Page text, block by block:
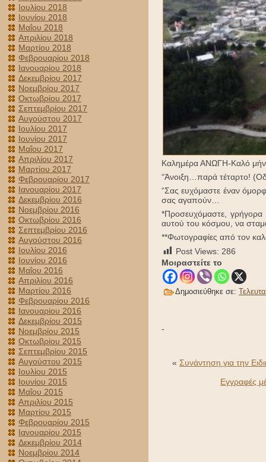
Ιουλίου 2018
Ιουνίου 2018
Μαΐου 2018
Απριλίου 2018
Μαρτίου 2018
Φεβρουαρίου 2018
Ιανουαρίου 2018
Δεκεμβρίου 2017
Νοεμβρίου 2017
Οκτωβρίου 2017
Σεπτεμβρίου 2017
Αυγούστου 2017
Ιουλίου 2017
Ιουνίου 2017
Μαΐου 2017
Απριλίου 2017
Μαρτίου 2017
Φεβρουαρίου 2017
Ιανουαρίου 2017
Δεκεμβρίου 2016
Νοεμβρίου 2016
Οκτωβρίου 2016
Σεπτεμβρίου 2016
Αυγούστου 2016
Ιουλίου 2016
Ιουνίου 2016
Μαΐου 2016
Απριλίου 2016
Μαρτίου 2016
Φεβρουαρίου 2016
Ιανουαρίου 2016
Δεκεμβρίου 2015
Νοεμβρίου 2015
Οκτωβρίου 2015
Σεπτεμβρίου 2015
Αυγούστου 2015
Ιουλίου 2015
Ιουνίου 2015
Μαΐου 2015
Απριλίου 2015
Μαρτίου 2015
Φεβρουαρίου 2015
Ιανουαρίου 2015
Δεκεμβρίου 2014
Νοεμβρίου 2014
Καλημέρα ΑΝΩΓΗ-Καλό
“Άνοιξη…παρά τέταρτο!
“Σας ευχόμαστε έναν
σας αγαπούν…
*Προσευχόμαστε,
αυτού του κόσμου, να
**Φωτογραφίες από τον
Post Views: 286
Μοιραστείτε το
Δημοσιεύθηκε σε:
-
« Συνάντηση για την
Εγγραφές